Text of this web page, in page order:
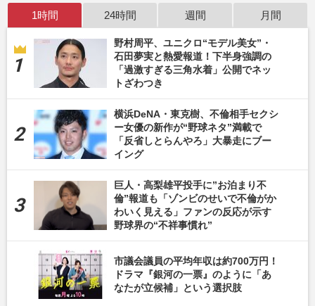
1時間 24時間 週間 月間
野村周平、ユニクロ“モデル美女”・
石田夢実と熱愛報道！下半身強調の
「過激すぎる三角水着」公開でネッ
トざわつき
横浜DeNA・東克樹、不倫相手セクシ
ー女優の新作が“野球ネタ”満載で
「反省しとらんやろ」大暴走にブー
イング
巨人・高梨雄平投手に”お泊まり不
倫”報道も「ゾンビのせいで不倫がか
わいく見える」ファンの反応が示す
野球界の“不祥事慣れ”
市議会議員の平均年収は約700万円！
ドラマ『銀河の一票』のように「あ
なたが立候補」という選択肢